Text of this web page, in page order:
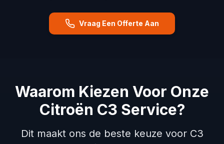
Vraag Een Offerte Aan
Waarom Kiezen Voor Onze
Citroën C3 Service?
Dit maakt ons de beste keuze voor C3